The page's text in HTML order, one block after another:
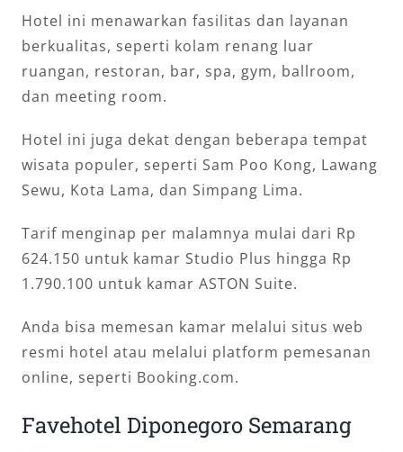
Hotel ini menawarkan fasilitas dan layanan
berkualitas, seperti kolam renang luar
ruangan, restoran, bar, spa, gym, ballroom,
dan meeting room.
Hotel ini juga dekat dengan beberapa tempat
wisata populer, seperti Sam Poo Kong, Lawang
Sewu, Kota Lama, dan Simpang Lima.
Tarif menginap per malamnya mulai dari Rp
624.150 untuk kamar Studio Plus hingga Rp
1.790.100 untuk kamar ASTON Suite.
Anda bisa memesan kamar melalui situs web
resmi hotel atau melalui platform pemesanan
online, seperti Booking.com.
Favehotel Diponegoro Semarang